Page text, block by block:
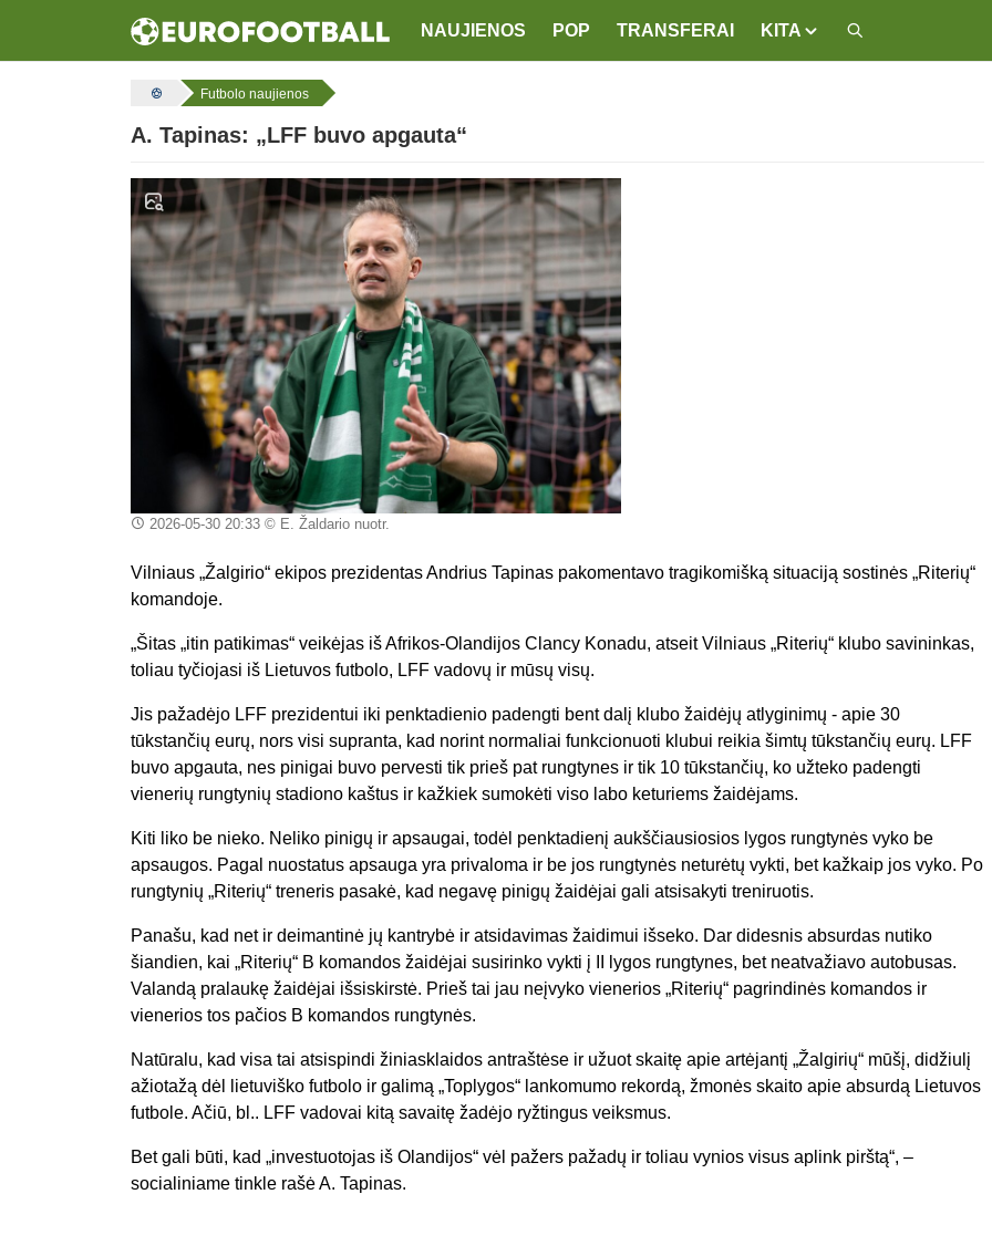
NAUJIENOS POP TRANSFERAI KITA
Futbolo naujienos
A. Tapinas: „LFF buvo apgauta“
2026-05-30 20:33© E. Žaldario nuotr.
Vilniaus „Žalgirio“ ekipos prezidentas Andrius Tapinas pakomentavo tragikomišką situaciją sostinės „Riterių“
komandoje.
„Šitas „itin patikimas“ veikėjas iš Afrikos-Olandijos Clancy Konadu, atseit Vilniaus „Riterių“ klubo savininkas,
toliau tyčiojasi iš Lietuvos futbolo, LFF vadovų ir mūsų visų.
Jis pažadėjo LFF prezidentui iki penktadienio padengti bent dalį klubo žaidėjų atlyginimų - apie 30
tūkstančių eurų, nors visi supranta, kad norint normaliai funkcionuoti klubui reikia šimtų tūkstančių eurų. LFF
buvo apgauta, nes pinigai buvo pervesti tik prieš pat rungtynes ir tik 10 tūkstančių, ko užteko padengti
vienerių rungtynių stadiono kaštus ir kažkiek sumokėti viso labo keturiems žaidėjams.
Kiti liko be nieko. Neliko pinigų ir apsaugai, todėl penktadienį aukščiausiosios lygos rungtynės vyko be
apsaugos. Pagal nuostatus apsauga yra privaloma ir be jos rungtynės neturėtų vykti, bet kažkaip jos vyko. Po
rungtynių „Riterių“ treneris pasakė, kad negavę pinigų žaidėjai gali atsisakyti treniruotis.
Panašu, kad net ir deimantinė jų kantrybė ir atsidavimas žaidimui išseko. Dar didesnis absurdas nutiko
šiandien, kai „Riterių“ B komandos žaidėjai susirinko vykti į II lygos rungtynes, bet neatvažiavo autobusas.
Valandą pralaukę žaidėjai išsiskirstė. Prieš tai jau neįvyko vienerios „Riterių“ pagrindinės komandos ir
vienerios tos pačios B komandos rungtynės.
Natūralu, kad visa tai atsispindi žiniasklaidos antraštėse ir užuot skaitę apie artėjantį „Žalgirių“ mūšį, didžiulį
ažiotažą dėl lietuviško futbolo ir galimą „Toplygos“ lankomumo rekordą, žmonės skaito apie absurdą Lietuvos
futbole. Ačiū, bl.. LFF vadovai kitą savaitę žadėjo ryžtingus veiksmus.
Bet gali būti, kad „investuotojas iš Olandijos“ vėl pažers pažadų ir toliau vynios visus aplink pirštą“, –
socialiniame tinkle rašė A. Tapinas.